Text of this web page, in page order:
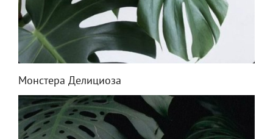
Монстера Делициоза